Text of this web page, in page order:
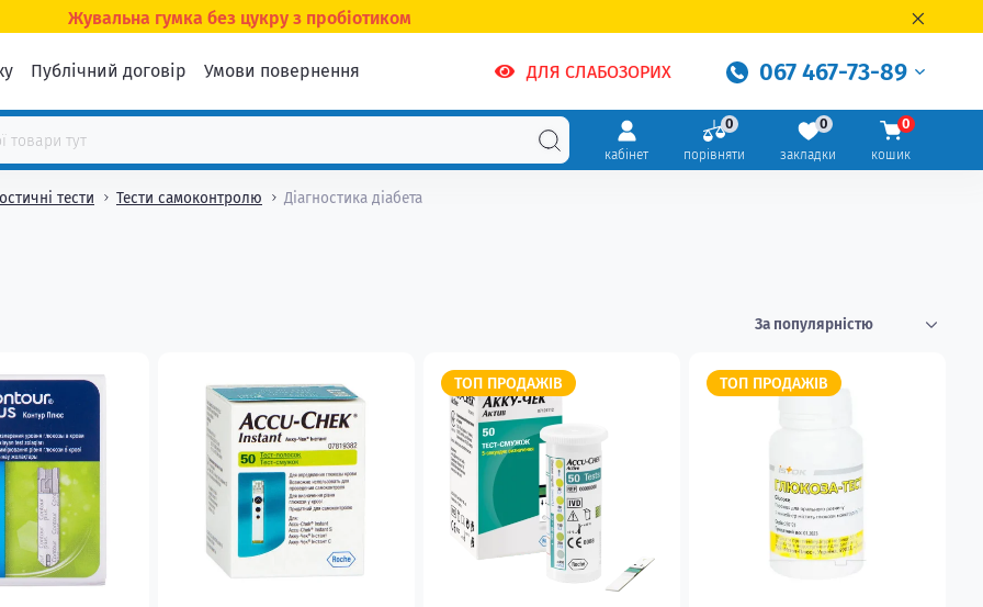
Жувальна гумка без цукру з пробіотиком
Публічний договір Умови повернення ДЛЯ СЛАБОЗОРИХ 067 467-73-89
кабінет порівняти
0
закладки
0
кошик
0
тести Тести самоконтролю Діагностика діабета
ТОП ПРОДАЖІВ ТОП ПРОДАЖІВ